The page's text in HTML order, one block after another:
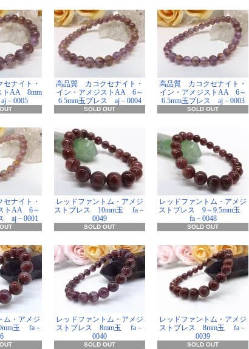
ナイト・
トAA 8mm
－0005
高品質 カコクセナイト・
イン・アメジストAA 6～
6.5mm玉ブレス aj－0004
SOLD OUT
高品質 カコクセナイト・
イン・アメジストAA 6～
6.5mm玉ブレス aj－0003
SOLD OUT
ナイト・
トAA 6～
aj－0001
レッドファントム・アメジ
ストブレス 10mm玉 fa－
0049
SOLD OUT
レッドファントム・アメジ
ストブレス 9～9.5mm玉
fa－0048
SOLD OUT
ム・アメジ
玉 fa－
レッドファントム・アメジ
ストブレス 8mm玉 fa－
0040
SOLD OUT
レッドファントム・アメジ
ストブレス 8mm玉 fa－
0039
SOLD OUT